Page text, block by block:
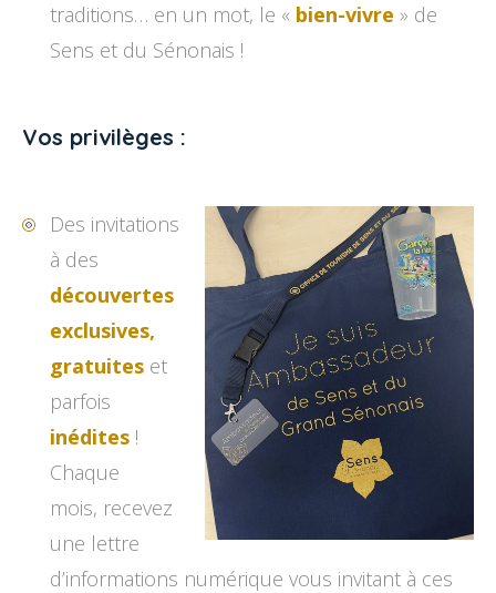
traditions… en un mot, le « bien-vivre » de
Sens et du Sénonais !
Vos privilèges :
Des invitations
à des
découvertes
exclusives,
gratuites et
parfois
inédites !
Chaque
mois, recevez
une lettre
d’informations numérique vous invitant à ces